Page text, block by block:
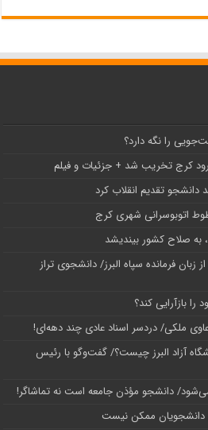
را نگه دارد؟
کرج تخریب شد + جزئیات و فیلم
به صلاح کشور بیندیشد
فرمانده سپاه البرز/ دانشجوی تراز
بازآرایی کند؟
ملکی/ دردسر اسناد عادی چند‌ دهه‌ای!
آزاد البرز چیست؟/ گفت‌وگو با رئیس
دانشجو مؤذن جامعه است نه تماشاگر!
دانشجویان ممکن نیست